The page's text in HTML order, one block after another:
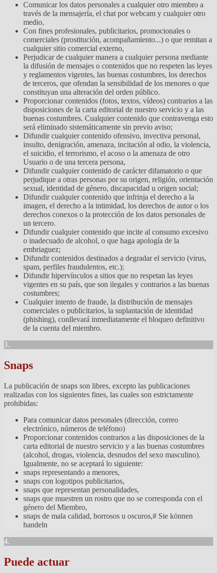
Comunicar los datos personales a cualquier otro miembro a
través de la mensajería, el chat por webcam y cualquier otro
medio,
Con fines profesionales, publicitarios, promocionales o
comerciales (prostitución, acompañamiento...) o que remitan a
cualquier sitio comercial externo,
Perjudicar de cualquier manera a cualquier persona mediante
la difusión de mensajes o contenidos que no respeten las leyes
y reglamentos vigentes, las buenas costumbres, los derechos
de terceros, que ofendan la sensibilidad de los menores o que
constituyan una alteración del orden público.
Proporcionar contenidos (fotos, textos, vídeos) contrarios a las
disposiciones de la carta editorial de nuestro servicio y a las
buenas costumbres. Cualquier contenido que contravenga esto
será eliminado sistemáticamente sin previo aviso;
Difundir cualquier contenido ofensivo, invectiva personal,
insulto, denigración, amenaza, incitación al odio, la violencia,
el suicidio, el terrorismo, el acoso o la amenaza de otro
Usuario o de una tercera persona,
Difundir cualquier contenido de carácter difamatorio o que
perjudique a otras personas por su origen, religión, orientación
sexual, identidad de género, discapacidad u origen social;
Difundir cualquier contenido que infrinja el derecho a la
imagen, el derecho a la intimidad, los derechos de autor o los
derechos conexos o la protección de los datos personales de
un tercero.
Difundir cualquier contenido que incite al consumo excesivo
o inadecuado de alcohol, o que haga apología de la
embriaguez;
Difundir contenidos destinados a degradar el servicio (virus,
spam, perfiles fraudulentos, etc.);
Difundir hipervínculos a sitios que no respetan las leyes
vigentes en su país, que son ilegales y contrarios a las buenas
costumbres;
Cualquier intento de fraude, la distribución de mensajes
comerciales o publicitarios, la suplantación de identidad
(phishing), conllevará inmediatamente el bloqueo definitivo
de la cuenta del miembro.
3.
Snaps
La publicación de snaps son libres, excepto las publicaciones
realizadas con los siguientes fines, las cuales son estrictamente
prohibidas:
Para comunicar datos personales (dirección, correo
electrónico, números de teléfono)
Proporcionar contenidos contrarios a las disposiciones de la
carta editorial de nuestro servicio y a las buenas costumbres
(alcohol, drogas, violencia, desnudos del sexo masculino).
Igualmente, no se aceptará lo siguiente:
snaps representando a menores,
snaps con logotipos publicitarios,
snaps que representan personalidades,
snaps que muestren un rostro que no se corresponda con el
género del Miembro,
snaps de mala calidad, borrosos u oscuros,# Sie können
handeln
4.
Puede actuar